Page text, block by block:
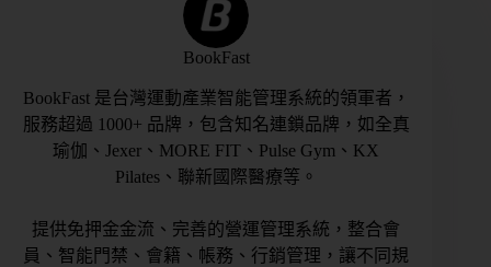
BookFast
BookFast 是台灣運動產業智能管理系統的領軍者，
服務超過 1000+ 品牌，包含知名連鎖品牌，如全真
瑜伽、Jexer、MORE FIT、Pulse Gym、KX
Pilates、聯新國際醫療等。
提供免押金金流、完善的營運管理系統，整合會
員、智能門禁、會籍、帳務、行銷管理，讓不同規